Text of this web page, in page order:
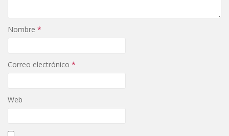
Nombre *
Correo electrónico *
Web